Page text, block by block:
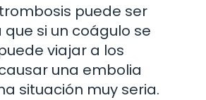
puede ser
que si un coágulo se
viajar a los
una embolia
situación muy seria.